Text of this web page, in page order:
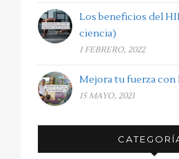
Los beneficios del
ciencia)
1 FEBRERO, 2022
Mejora tu fuerza con
15 MAYO, 2021